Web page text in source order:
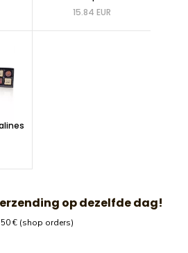
15.84 EUR
op dezelfde dag!
€ (shop orders)